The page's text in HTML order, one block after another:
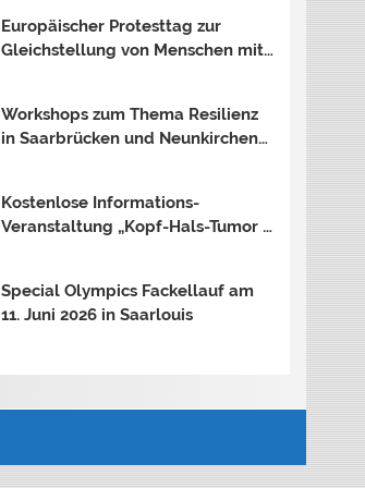
Europäischer Protesttag zur
Gleichstellung von Menschen mit
Workshops zum Thema Resilienz
in Saarbrücken und Neunkirchen
Kostenlose Informations-
Veranstaltung „Kopf-Hals-Tumor –
Special Olympics Fackellauf am
11. Juni 2026 in Saarlouis